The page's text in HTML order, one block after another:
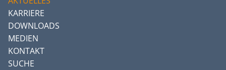
KARRIERE
DOWNLOADS
MEDIEN
KONTAKT
SUCHE